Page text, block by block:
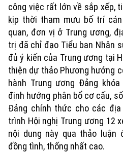
Chuyên mục
Thời sự
Hà Nội
Chính trị
Xã hội
An ninh trật tự
Hà Nội
Nhịp sống Hà Nội
Người Hà Nội
Khoảnh khắc Hà Nội
Thế giới
Tin tức
Kinh tế
công việc rất lớn về sắp xếp,
kịp thời tham mưu bố trí
quan, đơn vị ở Trung ương,
trị đã chỉ đạo Tiểu ban Nhân
đủ ý kiến của Trung ương tại
thiện dự thảo Phương hướng
hành Trung ương Đảng
định hướng phân bổ cơ cấu,
Đảng chính thức cho các
trình Hội nghị Trung ương 12
nội dung này qua thảo luận
đồng tình, thống nhất cao.